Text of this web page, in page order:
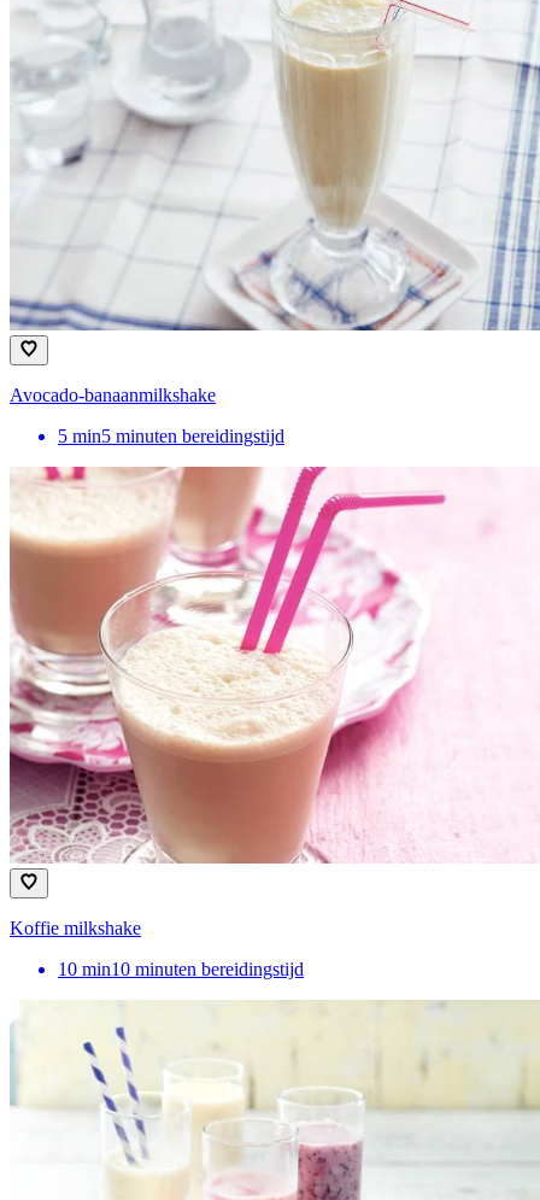
Avocado-banaanmilkshake
5 min5 minuten bereidingstijd
Koffie milkshake
10 min10 minuten bereidingstijd